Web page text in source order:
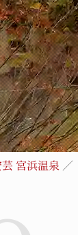
宮浜温泉